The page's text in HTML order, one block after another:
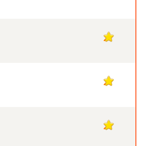
2
2
2